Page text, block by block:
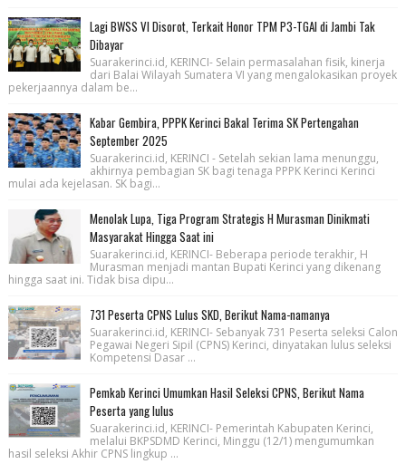
Lagi BWSS VI Disorot, Terkait Honor TPM P3-TGAI di Jambi Tak
Dibayar
Suarakerinci.id, KERINCI- Selain permasalahan fisik, kinerja
dari Balai Wilayah Sumatera VI yang mengalokasikan proyek
pekerjaannya dalam be...
Kabar Gembira, PPPK Kerinci Bakal Terima SK Pertengahan
September 2025
Suarakerinci.id, KERINCI - Setelah sekian lama menunggu,
akhirnya pembagian SK bagi tenaga PPPK Kerinci Kerinci
mulai ada kejelasan. SK bagi...
Menolak Lupa, Tiga Program Strategis H Murasman Dinikmati
Masyarakat Hingga Saat ini
Suarakerinci.id, KERINCI- Beberapa periode terakhir, H
Murasman menjadi mantan Bupati Kerinci yang dikenang
hingga saat ini. Tidak bisa dipu...
731 Peserta CPNS Lulus SKD, Berikut Nama-namanya
Suarakerinci.id, KERINCI- Sebanyak 731 Peserta seleksi Calon
Pegawai Negeri Sipil (CPNS) Kerinci, dinyatakan lulus seleksi
Kompetensi Dasar ...
Pemkab Kerinci Umumkan Hasil Seleksi CPNS, Berikut Nama
Peserta yang lulus
Suarakerinci.id, KERINCI- Pemerintah Kabupaten Kerinci,
melalui BKPSDMD Kerinci, Minggu (12/1) mengumumkan
hasil seleksi Akhir CPNS lingkup ...